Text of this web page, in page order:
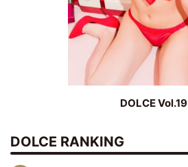
DOLCE Vol.19
DOLCE RANKING